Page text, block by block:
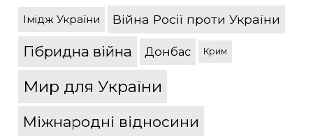
Імідж України Війна Росії проти України
Гібридна війна Донбас Крим
Мир для України
Міжнародні відносини